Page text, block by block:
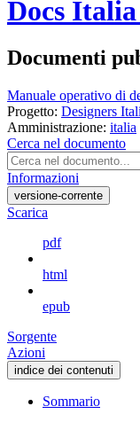
Docs Italia
Documenti
Manuale operativo di
Progetto: Designers
Amministrazione: italia
Cerca nel documento
Informazioni
versione-corrente
Scarica
pdf
html
epub
Sorgente
Azioni
indice dei contenuti
Sommario